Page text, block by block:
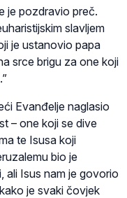
je pozdravio preč.
slavljem
je ustanovio papa
srce brigu za one koji
Evanđelje naglasio
– one koji se dive
te Isusa koji
bio je
ali Isus nam je govorio
je svaki čovjek